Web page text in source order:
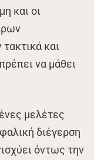
και οι
και
να μάθει
μελέτες
διέγερση
όντως την